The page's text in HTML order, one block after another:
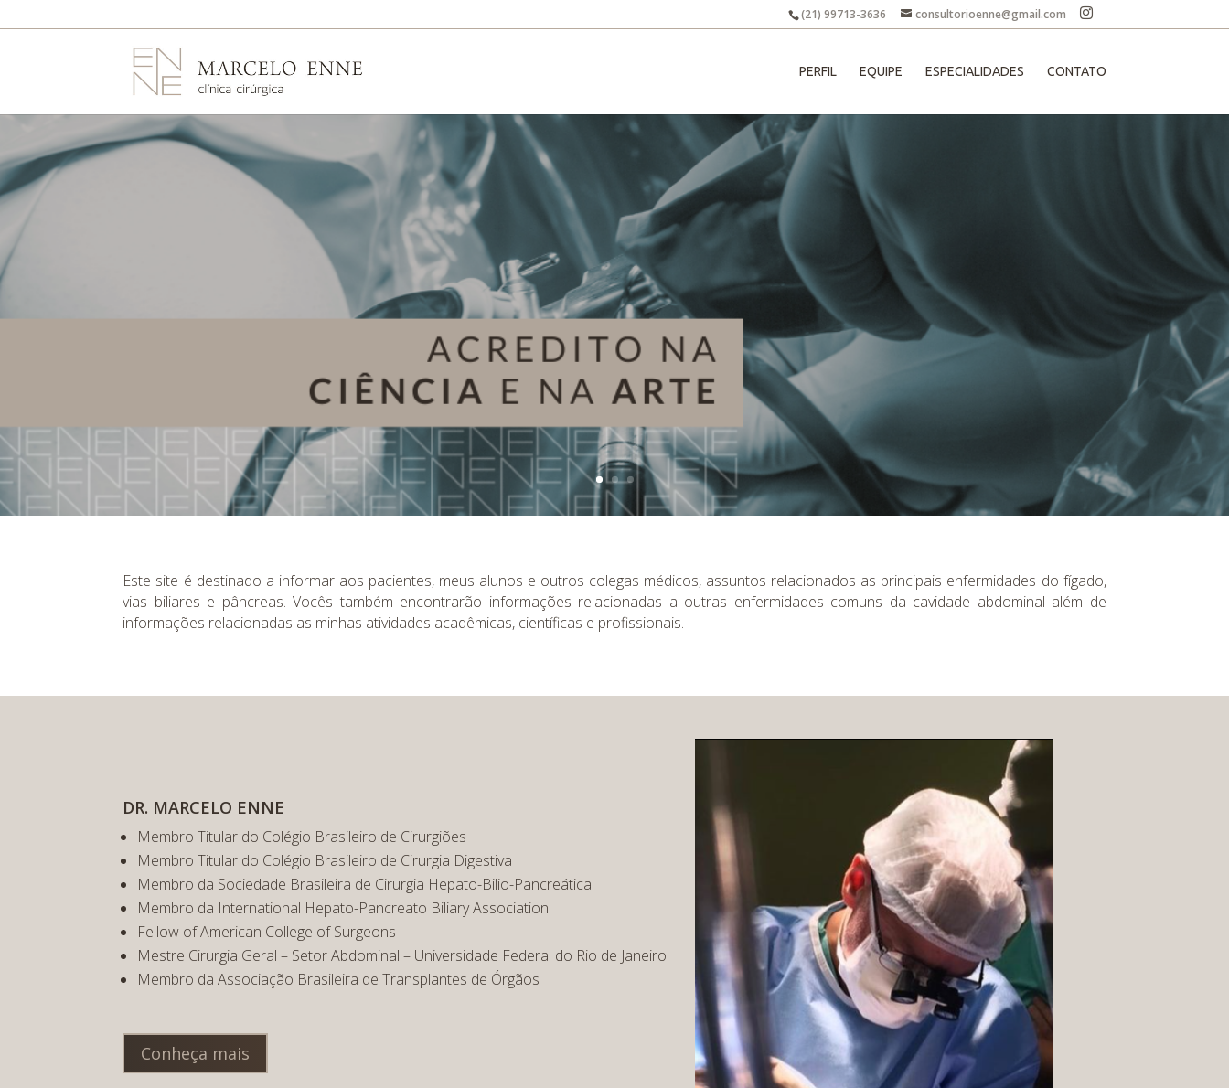
(21) 99713-3636 consultorioenne@gmail.com
PERFIL EQUIPE ESPECIALIDADES CONTATO
Este site é destinado a informar aos pacientes, meus alunos e outros colegas médicos, assuntos relacionados as principais enfermidades do fígado,
vias biliares e pâncreas. Vocês também encontrarão informações relacionadas a outras enfermidades comuns da cavidade abdominal além de
informações relacionadas as minhas atividades acadêmicas, científicas e profissionais.
DR. MARCELO ENNE
Membro Titular do Colégio Brasileiro de Cirurgiões
Membro Titular do Colégio Brasileiro de Cirurgia Digestiva
Membro da Sociedade Brasileira de Cirurgia Hepato-Bilio-Pancreática
Membro da International Hepato-Pancreato Biliary Association
Fellow of American College of Surgeons
Mestre Cirurgia Geral – Setor Abdominal – Universidade Federal do Rio de Janeiro
Membro da Associação Brasileira de Transplantes de Órgãos
Conheça mais